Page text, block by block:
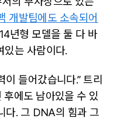
개발팀에도 소속되어
년형 모델을 둘 다 바
있는 사람이다.
들어갔습니다.” 트리
에도 남아있을 수 있
다. 그 DNA의 힘과 그